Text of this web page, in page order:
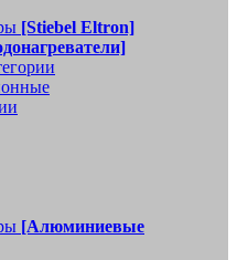
[Stiebel Eltron]
[Алюминиевые